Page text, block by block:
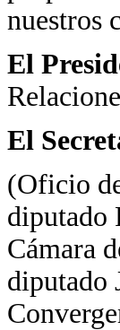
nuestros
El
El
(Oficio
diputado
Cámara
diputado